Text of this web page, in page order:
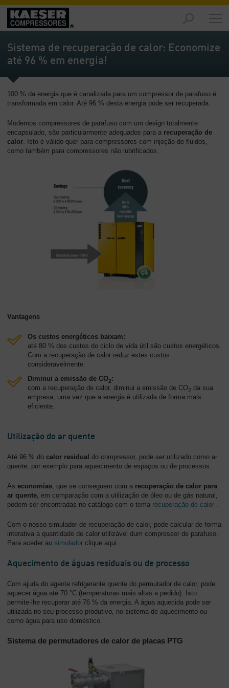
Produtos
-
Visão
geral
Soluções
-
Visão
Serviços
-
Sistema de recuperação de calor: Economize
até 96 % em energia!
100 % da energia que é canalizada para um compressor de parafuso é
transformada em calor. Até 96 % desta energia pode ser recuperada.
Modernos compressores de parafuso com um design totalmente
encapsulado, são particularmente adequados para a recuperação de
calor. Isto é válido quer para compressores com injeção de fluidos,
como também para compressores não lubrificados.
Vantagens
Os custos energéticos baixam:
até 80 % dos custos do ciclo de vida útil são custos energéticos.
Com a recuperação de calor reduz estes custos
consideravelmente.
Diminui a emissão de CO2:
com a recuperação de calor, diminui a emissão de CO2 da sua
empresa, uma vez que a energia é utilizada de forma mais
eficiente.
Utilização do ar quente
Até 96 % do calor residual do compressor, pode ser utilizado como ar
quente, por exemplo para aquecimento de espaços ou de processos.
As economias, que se conseguem com a recuperação de calor para
ar quente, em comparação com a utilização de óleo ou de gás natural,
podem ser encontradas no catálogo com o tema recuperação de calor .
Com o nosso simulador de recuperação de calor, pode calcular de forma
interativa a quantidade de calor utilizável dum compressor de parafuso.
Para aceder ao simulador clique aqui.
Aquecimento de águas residuais ou de processo
Com ajuda do agente refrigerante quente do permutador de calor, pode
aquecer água até 70 °C (temperaturas mais altas a pedido). Isto
permite-lhe recuperar até 76 % da energia. A água aquecida pode ser
utilizada no seu processo produtivo, no sistema de aquecimento ou
como água para uso doméstico.
Sistema de permutadores de calor de placas PTG